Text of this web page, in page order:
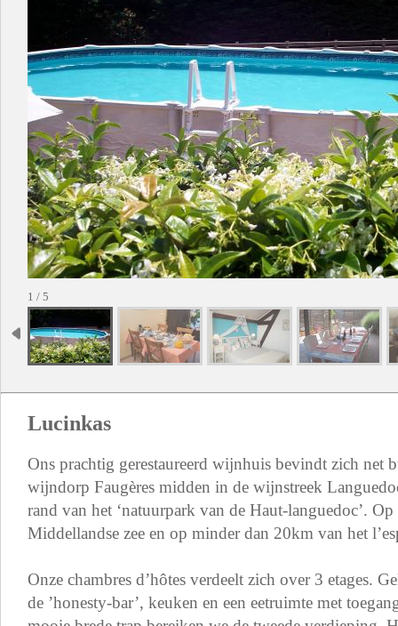
1 / 5
Lucinkas
Ons prachtig gerestaureerd wijnhuis bevindt zich net
wijndorp Faugères midden in de wijnstreek
rand van het ‘natuurpark van de Haut-languedoc’.
Middellandse zee en op minder dan 20km van het
Onze chambres d’hôtes verdeelt zich over 3 etages.
de ’honesty-bar’, keuken en een eetruimte met